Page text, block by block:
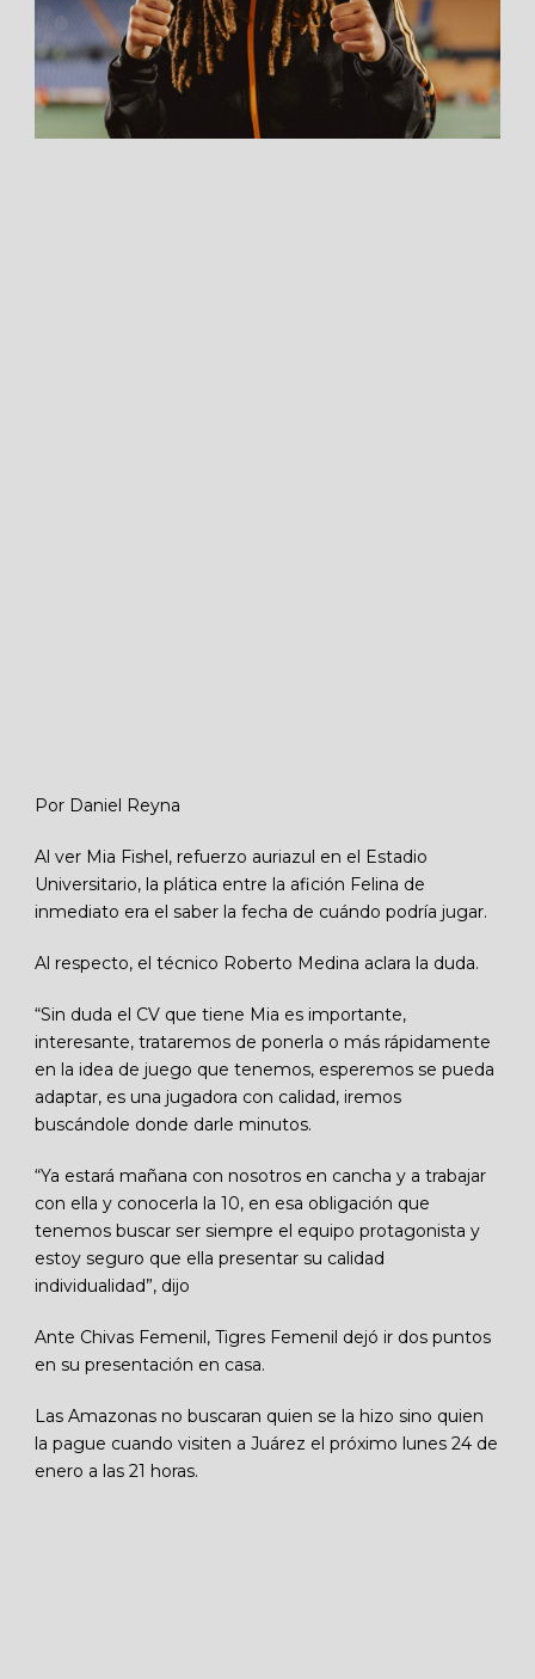
Por Daniel Reyna
Al ver Mia Fishel, refuerzo auriazul en el Estadio
Universitario, la plática entre la afición Felina de
inmediato era el saber la fecha de cuándo podría jugar.
Al respecto, el técnico Roberto Medina aclara la duda.
“Sin duda el CV que tiene Mia es importante,
interesante, trataremos de ponerla o más rápidamente
en la idea de juego que tenemos, esperemos se pueda
adaptar, es una jugadora con calidad, iremos
buscándole donde darle minutos.
“Ya estará mañana con nosotros en cancha y a trabajar
con ella y conocerla la 10, en esa obligación que
tenemos buscar ser siempre el equipo protagonista y
estoy seguro que ella presentar su calidad
individualidad”, dijo
Ante Chivas Femenil, Tigres Femenil dejó ir dos puntos
en su presentación en casa.
Las Amazonas no buscaran quien se la hizo sino quien
la pague cuando visiten a Juárez el próximo lunes 24 de
enero a las 21 horas.